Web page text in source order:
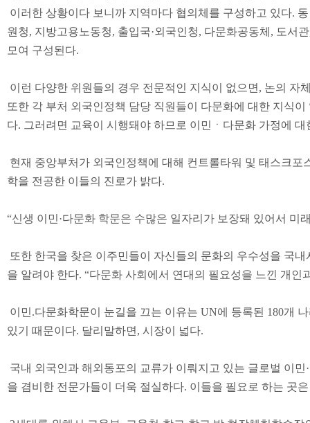
이러한 상황이다 보니까 지역마다 협의체를 구성하고 있다.
원청, 지방고용노동청, 출입국·외국인청, 다문화공동체 , 도서관
모여 구성된다.
이런 다양한 위원들의 경우 전문적인 지식이 없으면 , 논의 자
또한 각 부처 외국인정책 담당 직원들이 다문화에 대한 지식
다. 그러려면 교육이 시행돼야 하므로 이민 ㆍ 다문화 가정에
현재 중앙부처가 외국인정책에 대해 컨트롤타워 및 태스크포
학을 전공한 이들의 진로가 밝다.
“신생 이민 ·다문화 학문은 수많은 일자리가 보장돼 있어서 미
또한 한국을 찾은 이주민들이 자신들의 문화의 우수성을 국
을 알려야 한다. “다문화 사회에서 연대의 필요성을 느낀 개인
이민 .다문화학문이 눈길을 끄는 이유는 UN에 등록된 180개
있기 때문이다. 달리말하면 , 시장이 넓다.
국내 외국인과 해외동포의 교류가 이뤄지고 있는 글로벌 이민 ·
을 겸비한 전문가들이 더욱 절실하다. 이들을 필요로 하는 곳